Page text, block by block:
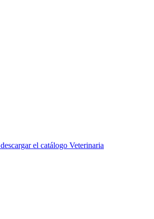
descargar el catálogo Veterinaria